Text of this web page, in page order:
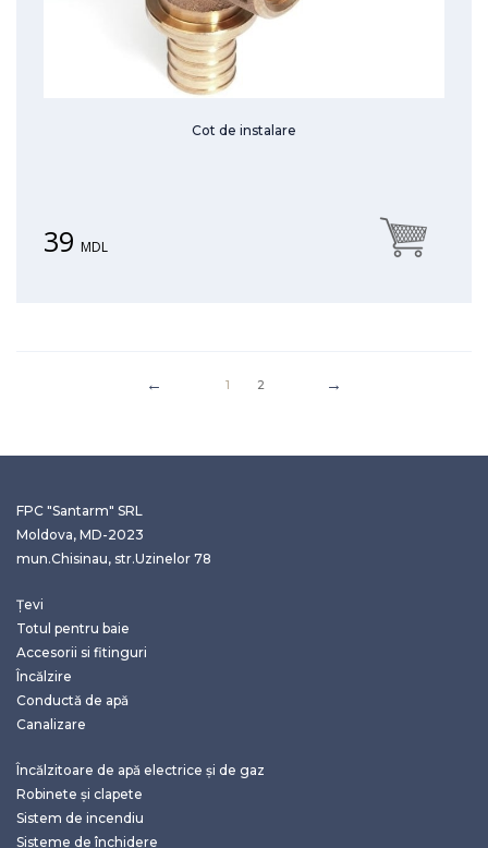
Cot de instalare
39 MDL
1 2
FPC "Santarm" SRL
Moldova, MD-2023
mun.Chisinau, str.Uzinelor 78
Țevi
Totul pentru baie
Accesorii si fitinguri
Încălzire
Conductă de apă
Canalizare
Încălzitoare de apă electrice și de gaz
Robinete și clapete
Sistem de incendiu
Sisteme de închidere